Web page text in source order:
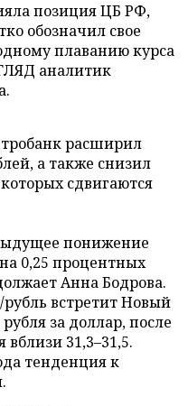
позиция ЦБ РФ,
обозначил свое
плаванию курса
аналитик
расширил
а также снизил
сдвигаются
понижение
0,25 процентных
Анна Бодрова.
встретит Новый
за доллар, после
вблизи 31,3–31,5.
тенденция к